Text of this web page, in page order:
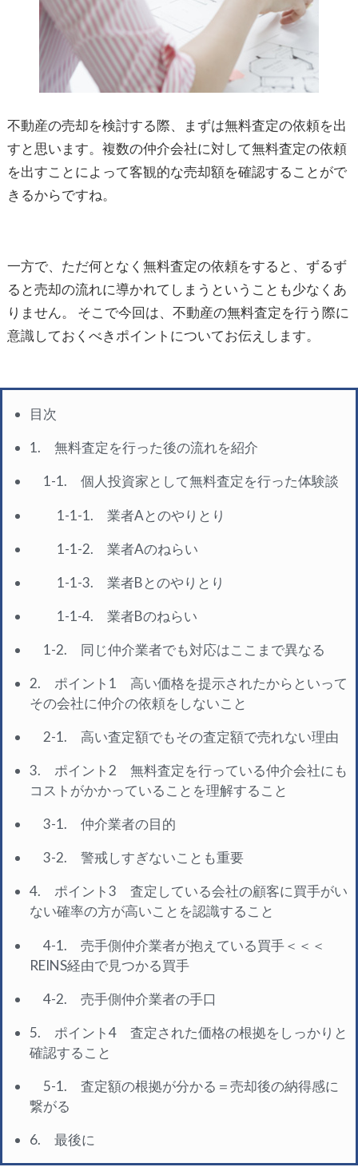
不動産の売却を検討する際、まずは無料査定の依頼を出
すと思います。複数の仲介会社に対して無料査定の依頼
を出すことによって客観的な売却額を確認することがで
きるからですね。
一方で、ただ何となく無料査定の依頼をすると、ずるず
ると売却の流れに導かれてしまうということも少なくあ
りません。 そこで今回は、不動産の無料査定を行う際に
意識しておくべきポイントについてお伝えします。
目次
1. 無料査定を行った後の流れを紹介
1-1. 個人投資家として無料査定を行った体験談
1-1-1. 業者Aとのやりとり
1-1-2. 業者Aのねらい
1-1-3. 業者Bとのやりとり
1-1-4. 業者Bのねらい
1-2. 同じ仲介業者でも対応はここまで異なる
2. ポイント1 高い価格を提示されたからといって
その会社に仲介の依頼をしないこと
2-1. 高い査定額でもその査定額で売れない理由
3. ポイント2 無料査定を行っている仲介会社にも
コストがかかっていることを理解すること
3-1. 仲介業者の目的
3-2. 警戒しすぎないことも重要
4. ポイント3 査定している会社の顧客に買手がい
ない確率の方が高いことを認識すること
4-1. 売手側仲介業者が抱えている買手＜＜＜
REINS経由で見つかる買手
4-2. 売手側仲介業者の手口
5. ポイント4 査定された価格の根拠をしっかりと
確認すること
5-1. 査定額の根拠が分かる＝売却後の納得感に
繋がる
6. 最後に